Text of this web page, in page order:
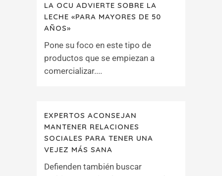
LA OCU ADVIERTE SOBRE LA
LECHE «PARA MAYORES DE 50
AÑOS»
Pone su foco en este tipo de
productos que se empiezan a
comercializar....
EXPERTOS ACONSEJAN
MANTENER RELACIONES
SOCIALES PARA TENER UNA
VEJEZ MÁS SANA
Defienden también buscar